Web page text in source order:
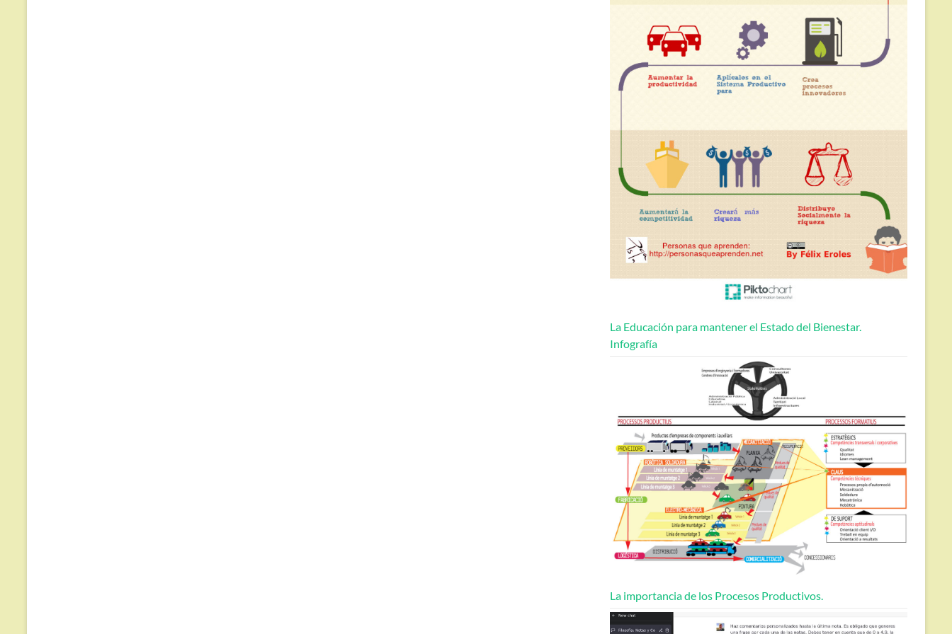
La Educación para mantener el Estado del Bienestar.
Infografía
La importancia de los Procesos Productivos.